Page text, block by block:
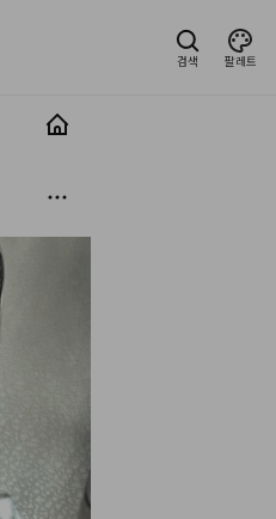
검색 팔레트